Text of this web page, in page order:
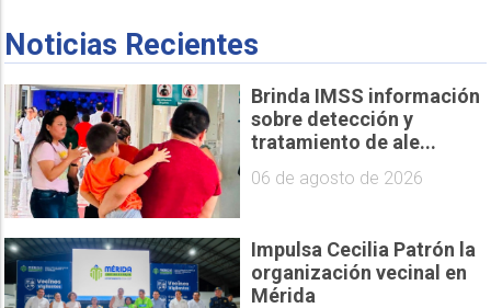
Noticias Recientes
Brinda IMSS información
sobre detección y
tratamiento de ale...
06 de agosto de 2026
Impulsa Cecilia Patrón la
organización vecinal en
Mérida